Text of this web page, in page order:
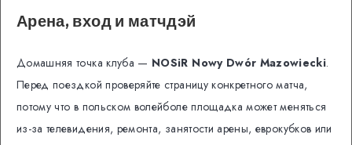
Арена, вход и матчдэй
Домашняя точка клуба — NOSiR Nowy Dwór Mazowiecki.
Перед поездкой проверяйте страницу конкретного матча,
потому что в польском волейболе площадка может меняться
из-за телевидения, ремонта, занятости арены, еврокубков или